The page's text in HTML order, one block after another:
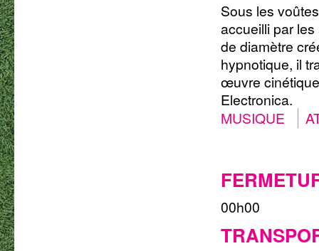
Sous les
accueilli par
de diamètre
hypnotique, il
œuvre
Electronica.
MUSIQUE
00h00